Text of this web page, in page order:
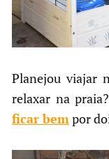
Planejou viajar
relaxar na
ficar bem por